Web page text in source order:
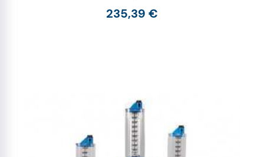
235,39 €